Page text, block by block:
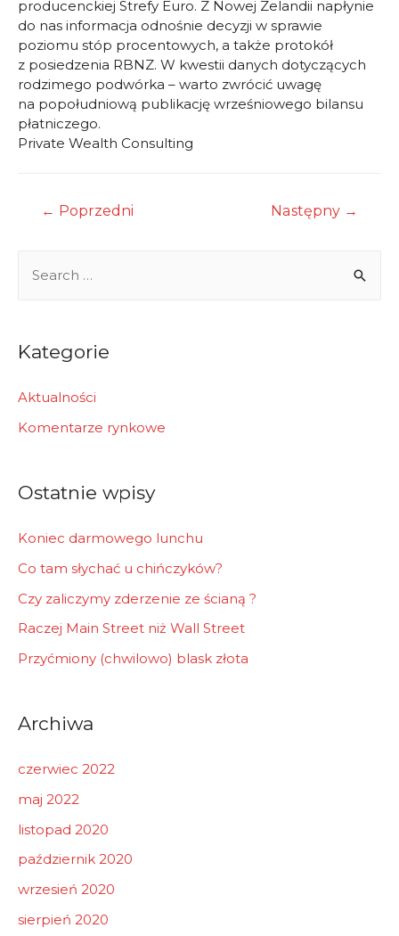
producenckiej Strefy Euro. Z Nowej Zelandii napłynie
do nas informacja odnośnie decyzji w sprawie
poziomu stóp procentowych, a także protokół
z posiedzenia RBNZ. W kwestii danych dotyczących
rodzimego podwórka – warto zwrócić uwagę
na popołudniową publikację wrześniowego bilansu
płatniczego.
Private Wealth Consulting
Nawigacja
← Poprzedni Następny →
r
h
f
Kategorie
Aktualności
Komentarze rynkowe
Ostatnie wpisy
Koniec darmowego lunchu
Co tam słychać u chińczyków?
Czy zaliczymy zderzenie ze ścianą ?
Raczej Main Street niż Wall Street
Przyćmiony (chwilowo) blask złota
Archiwa
czerwiec 2022
maj 2022
listopad 2020
październik 2020
wrzesień 2020
sierpień 2020